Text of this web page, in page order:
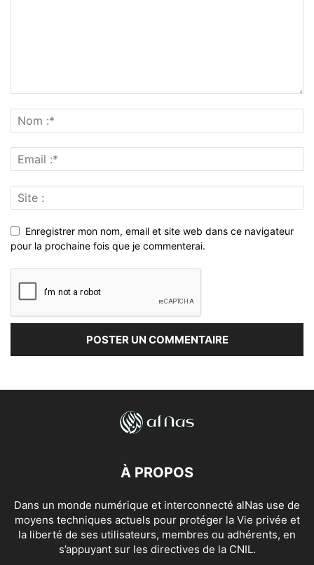
Enregistrer mon nom, email et site web dans ce navigateur
pour la prochaine fois que je commenterai.
À PROPOS
Dans un monde numérique et interconnecté alNas use de
moyens techniques actuels pour protéger la Vie privée et
la liberté de ses utilisateurs, membres ou adhérents, en
s’appuyant sur les directives de la CNIL.